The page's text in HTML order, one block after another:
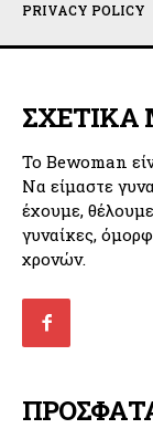
PRIVACY POLICY
Το Bewoman
Να είμαστε
έχουμε,
γυναίκες,
χρονών.